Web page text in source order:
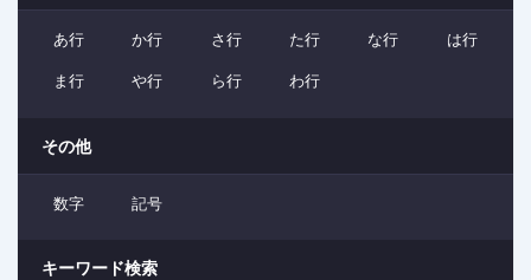
あ行 か行 さ行 た行 な行
は行
ま行
や行 ら行 わ行
その他
数字 記号
キーワード検索